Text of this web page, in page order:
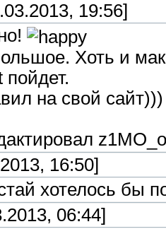
19:56]
Хоть и
пойдет.
на свой сайт)))
16:50]
хотелось бы
06:44]